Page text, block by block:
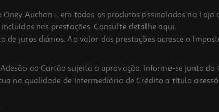
Auchan+, em todos os produtos assinalados na
nas prestações. Consulte detalhe aqui.
juros diários. Ao valor das prestações acresce o
ao Cartão sujeita a aprovação. Informe-se junto
na qualidade de Intermediário de Crédito a título
.